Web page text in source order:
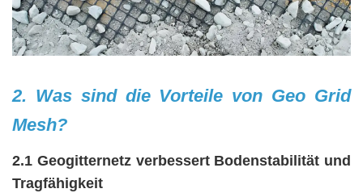
2. Was sind die Vorteile von Geo Grid
Mesh?
2.1 Geogitternetz verbessert Bodenstabilität und
Tragfähigkeit